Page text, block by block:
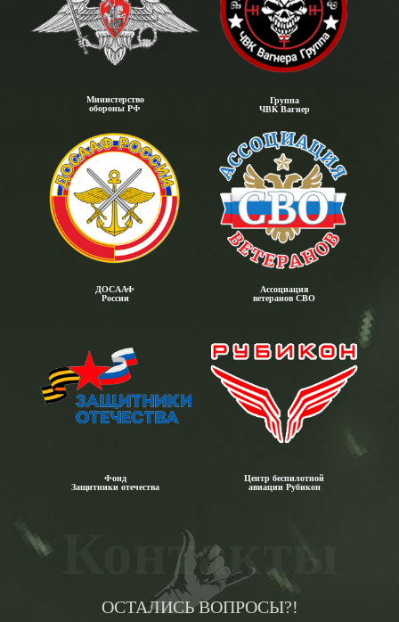
Министерство
обороны РФ
Группа
ЧВК Вагнер
ДОСААФ
России
Ассоциация
ветеранов СВО
Фонд
Защитники отечества
Центр беспилотной
авиации Рубикон
Контакты
ОСТАЛИСЬ ВОПРОСЫ?!